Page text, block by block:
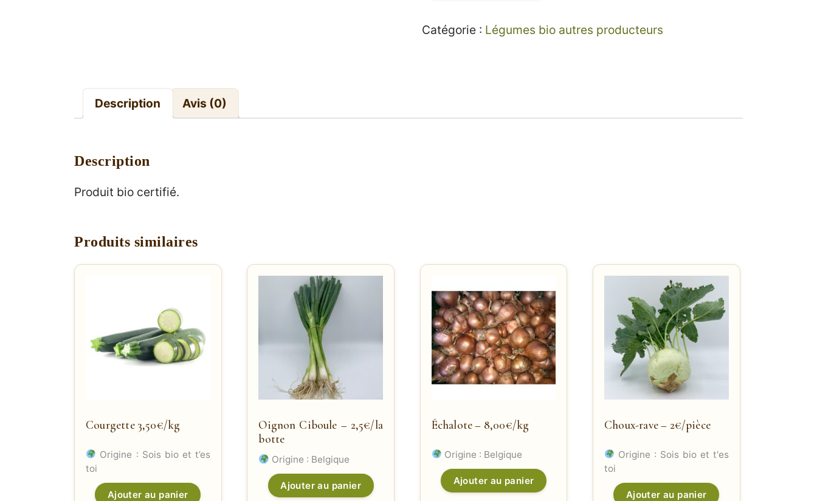
nouvelle
Catégorie : Légumes bio autres producteurs
Description Avis (0)
Description
Produit bio certifié.
Produits similaires
Courgette 3,50€/kg
Origine : Sois bio et t’es
toi
Ajouter au panier
Oignon Ciboule – 2,5€/la
botte
Origine : Belgique
Ajouter au panier
Échalote – 8,00€/kg
Origine : Belgique
Ajouter au panier
Choux-rave – 2€/pièce
Origine : Sois bio et t'es
toi
Ajouter au panier